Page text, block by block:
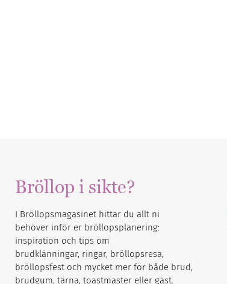
Bröllop i sikte?
I Bröllopsmagasinet hittar du allt ni
behöver inför er bröllopsplanering:
inspiration och tips om
brudklänningar, ringar, bröllopsresa,
bröllopsfest och mycket mer för både brud,
brudgum, tärna, toastmaster eller gäst.